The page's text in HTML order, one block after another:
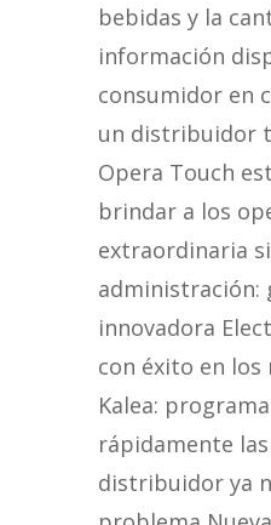
bebidas y la
información
consumidor en
un distribuidor
Opera Touch
brindar a los
extraordinaria
administración:
innovadora
con éxito en los
Kalea:
rápidamente
distribuidor ya